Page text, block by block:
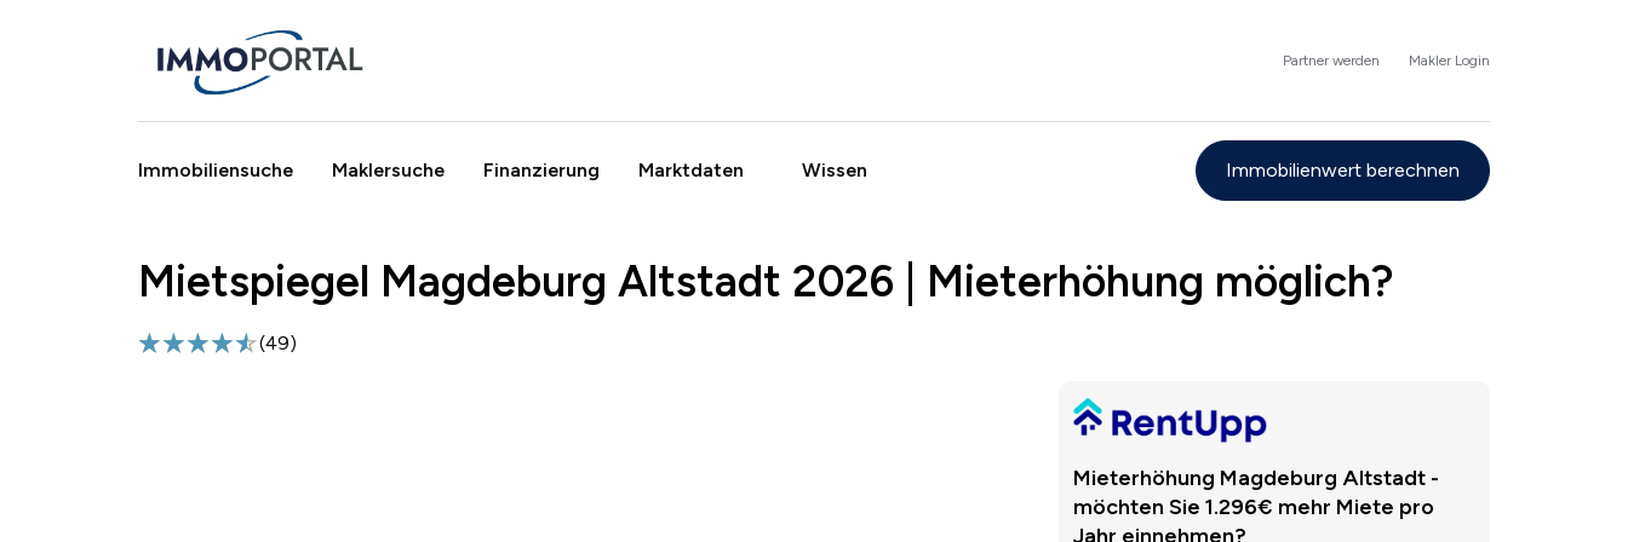
Partner werden Makler Login
Immobiliensuche Maklersuche Finanzierung Marktdaten Wissen Immobilienwert berechnen
Breadcrumb
Mietspiegel Magdeburg Altstadt 2026 | Mieterhöhung möglich?
(49)
Mieterhöhung Magdeburg Altstadt -
möchten Sie 1.296€ mehr Miete pro
Jahr einnehmen?